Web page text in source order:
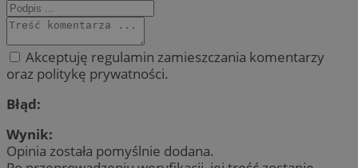
Akceptuję regulamin zamieszczania komentarzy
oraz politykę prywatności.
Błąd:
Wynik:
Opinia została pomyślnie dodana.